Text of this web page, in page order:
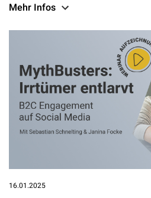
Mehr Infos
16.01.2025